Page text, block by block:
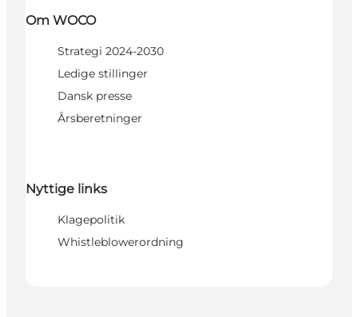
Om WOCO
Strategi 2024-2030
Ledige stillinger
Dansk presse
Årsberetninger
Nyttige links
Klagepolitik
Whistleblowerordning